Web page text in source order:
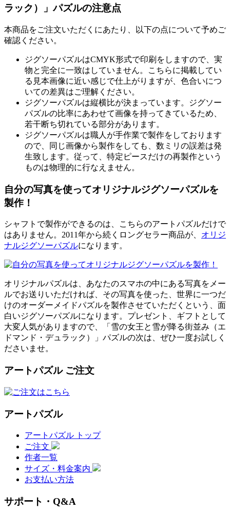
ラック）」パズルの注意点
本商品をご注文いただくにあたり、以下の点について予めご
確認ください。
ジグソーパズルはCMYK形式で印刷をしますので、実
物と完全に一致はしていません。こちらに掲載してい
る見本画像に近い感じで仕上がりますが、色合いにつ
いての差異はご理解ください。
ジグソーパズルは縦横比が決まっています。ジグソー
パズルの比率にあわせて画像を持ってきているため、
若干断ち切れている部分があります。
ジグソーパズルは職人が手作業で製作をしております
ので、同じ画像から製作をしても、数ミリの誤差は発
生致します。従って、特定ピースだけの再製作という
ものは物理的に行なえません。
自分の写真を使ってオリジナルジグソーパズルを
製作！
シャフトで製作ができるのは、こちらのアートパズルだけで
はありません。2011年から続くロングセラー商品が、 オリジ
ナルジグソーパズルになります。
オリジナルパズルは、あなたのスマホの中にある写真をメー
ルでお送りいただければ、その写真を使った、世界に一つだ
けのオーダーメイドパズルを製作させていただくという、面
白いジグソーパズルになります。プレゼント、ギフトとして
大変人気がありますので、「雪の女王と雪が降る街並み（エ
ドマンド・デュラック）」パズルの次は、ぜひ一度お試しく
ださいませ。
アートパズル ご注文
アートパズル
アートパズル トップ
ご注文
作者一覧
サイズ・料金案内
お支払い方法
サポート・Q&A